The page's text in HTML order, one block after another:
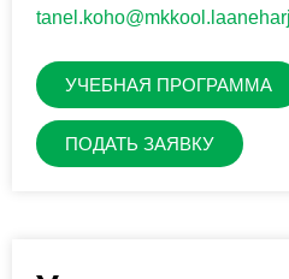
УЧЕБНАЯ ПРОГРАММА
ПОДАТЬ ЗАЯВКУ